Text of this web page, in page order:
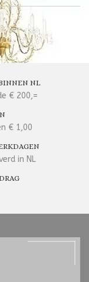
NL
€ 200,=
€ 1,00
in NL